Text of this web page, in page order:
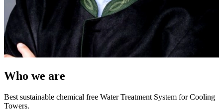
Who we are
Best sustainable chemical free Water Treatment System for Cooling
Towers.